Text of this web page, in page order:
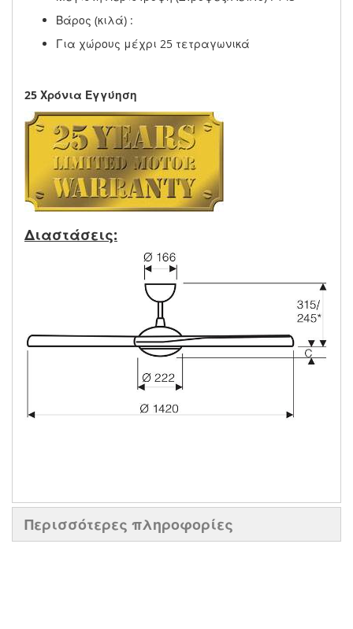
Βάρος (κιλά) :
Για χώρους μέχρι 25 τετραγωνικά
25 Χρόνια Εγγύηση
Διαστάσεις:
Περισσότερες πληροφορίες